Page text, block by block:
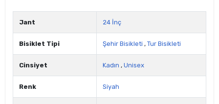
Jant 24 İnç
Bisiklet Tipi Şehir Bisikleti , Tur Bisikleti
Cinsiyet Kadın , Unisex
Renk Siyah